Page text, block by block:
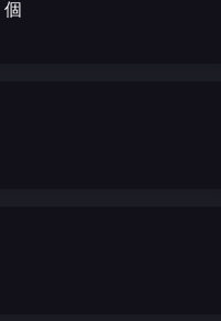
個